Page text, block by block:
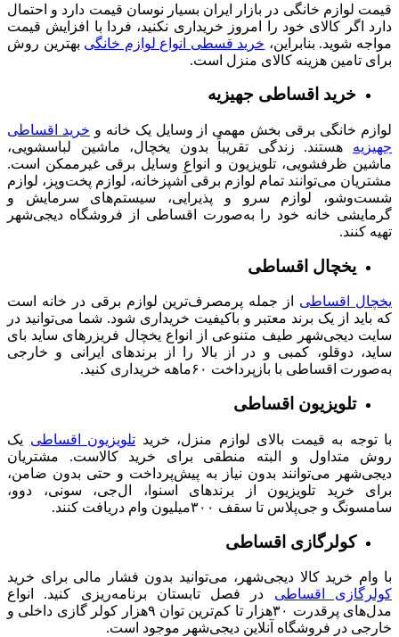
قیمت لوازم خانگی در بازار ایران بسیار نوسان قیمت دارد و احتمال
دارد اگر کالای خود را امروز خریداری نکنید، فردا با افزایش قیمت
مواجه شوید. بنابراین، خرید قسطی انواع لوازم خانگی بهترین روش
برای تامین هزینه کالای منزل است.
خرید اقساطی جهیزیه
لوازم خانگی برقی بخش مهمی از وسایل یک خانه و خرید اقساطی
جهیزیه
هستند. زندگی تقریباً بدون یخچال، ماشین لباسشویی،
ماشین ظرفشویی، تلویزیون و انواع وسایل برقی غیرممکن است.
مشتریان می‌توانند تمام لوازم برقی آشپزخانه، لوازم پخت‌وپز، لوازم
شست‌وشو، لوازم سرو و پذیرایی، سیستم‌های سرمایش و
گرمایشی خانه خود را به‌صورت اقساطی از فروشگاه دیجی‌شهر
تهیه کنند.
یخچال اقساطی
یخچال اقساطی
از جمله پرمصرف‌ترین لوازم برقی در خانه است
که باید از یک برند معتبر و باکیفیت خریداری شود. شما می‌توانید در
سایت دیجی‌شهر طیف متنوعی از انواع یخچال‌ فریزرهای ساید بای
ساید، دوقلو، کمبی و در از بالا را از برندهای ایرانی و خارجی
به‌صورت اقساطی با بازپرداخت ۶۰ماهه خریداری کنید.
تلویزیون اقساطی
با توجه به قیمت بالای لوازم منزل، خرید تلویزیون اقساطی یک
روش متداول و البته منطقی برای خرید کالاست. مشتریان
دیجی‌شهر می‌توانند بدون نیاز به پیش‌پرداخت و حتی بدون ضامن،
برای خرید تلویزیون از برندهای اسنوا، ال‌جی، سونی، دوو،
سامسونگ و جی‌پلاس تا سقف ۳۰۰میلیون وام دریافت کنند.
کولرگازی اقساطی
با وام خرید کالا دیجی‌شهر، می‌توانید بدون فشار مالی برای خرید
کولرگازی اقساطی
در فصل تابستان برنامه‌ریزی کنید. انواع
مدل‌های پرقدرت ۳۰هزار تا کم‌ترین توان ۹هزار کولر گازی داخلی و
خارجی در فروشگاه آنلاین دیجی‌شهر موجود است.